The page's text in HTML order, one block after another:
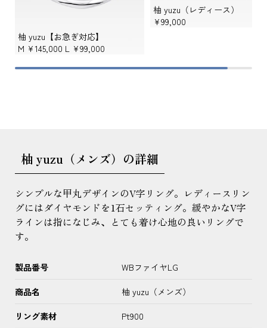
柚 yuzu【お急ぎ対応】
M ¥145,000 L ¥99,000
柚 yuzu（レディース）
¥99,000
柚 yuzu（メンズ）の詳細
シンプルな甲丸デザインのV字リング。レディースリン
グにはダイヤモンドを1石セッティング。緩やかなV字
ラインは指になじみ、とても着け心地の良いリングで
す。
製品番号 WBファイヤLG
商品名 柚 yuzu（メンズ）
リング素材 Pt900